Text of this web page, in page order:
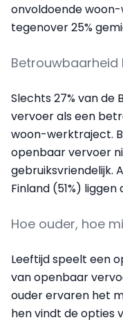
onvoldoende
tegenover 25%
Slechts 27% van
vervoer als een
woon-werktraject.
openbaar vervoer
gebruiksvriendelijk.
Finland (51%)
Hoe ouder, hoe
Leeftijd speelt een
van openbaar
ouder ervaren het
hen vindt de opties